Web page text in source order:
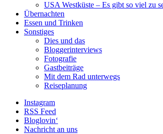
USA Westküste – Es gibt so viel zu
Übernachten
Essen und Trinken
Sonstiges
Dies und das
Bloggerinterviews
Fotografie
Gastbeiträge
Mit dem Rad unterwegs
Reiseplanung
Instagram
RSS Feed
Bloglovin‘
Nachricht an uns